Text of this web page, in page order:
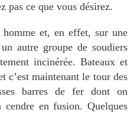
pas ce que vous désirez.
et, en effet, sur une
autre groupe de soudiers
incinérée. Bateaux et
c’est maintenant le tour des
barres de fer dont on
en fusion. Quelques